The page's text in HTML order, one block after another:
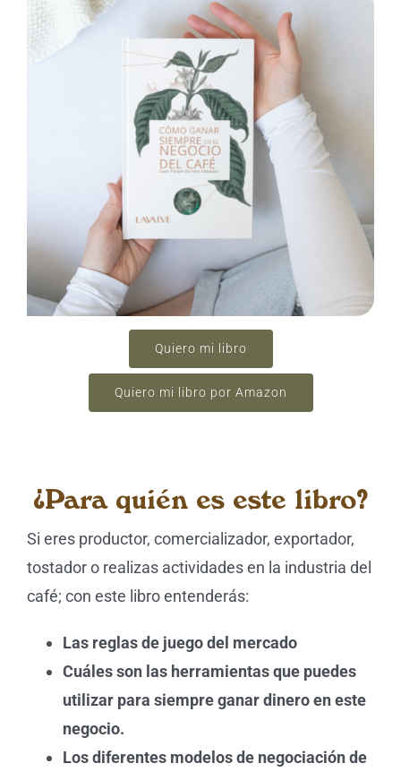
Quiero mi libro
Quiero mi libro por Amazon
¿Para quién es este libro?
Si eres productor, comercializador, exportador,
tostador o realizas actividades en la industria del
café; con este libro entenderás:
Las reglas de juego del mercado
Cuáles son las herramientas que puedes
utilizar para siempre ganar dinero en este
negocio.
Los diferentes modelos de negociación de